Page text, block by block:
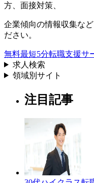
方
面接対策
企業傾向の情報収集など
ださい。
無料最短5分転職支援サ
求人検索
領域別サイト
注目記事